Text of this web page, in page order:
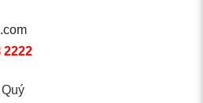
2222